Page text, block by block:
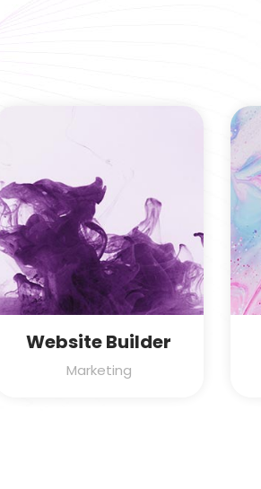
Website Builder
Marketing